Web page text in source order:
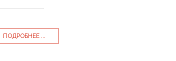
ПОДРОБНЕЕ ...